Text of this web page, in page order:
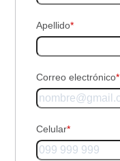
Apellido*
Correo electrónico*
Celular*